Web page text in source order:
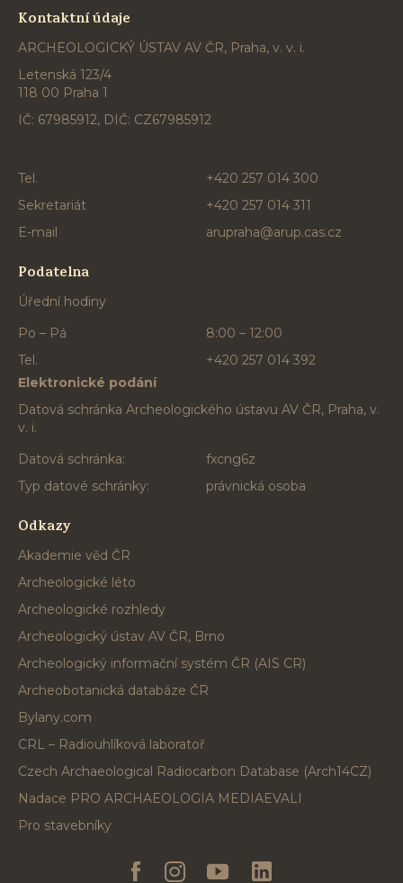
Kontaktní údaje
ARCHEOLOGICKÝ ÚSTAV AV ČR, Praha, v. v. i.
Letenská 123/4
118 00 Praha 1
IČ: 67985912, DIČ: CZ67985912
Tel.
+420 257 014 300
Sekretariát
+420 257 014 311
E-mail
arupraha@arup.cas.cz
Podatelna
Úřední hodiny
Po – Pá
8:00 – 12:00
Tel.
+420 257 014 392
Elektronické podání
Datová schránka Archeologického ústavu AV ČR, Praha, v.
v. i.
Datová schránka:
fxcng6z
Typ datové schránky:
právnická osoba
Odkazy
Akademie věd ČR
Archeologické léto
Archeologické rozhledy
Archeologický ústav AV ČR, Brno
Archeologický informační systém ČR (AIS CR)
Archeobotanická databáze ČR
Bylany.com
CRL – Radiouhlíková laboratoř
Czech Archaeological Radiocarbon Database (Arch14CZ)
Nadace PRO ARCHAEOLOGIA MEDIAEVALI
Pro stavebníky